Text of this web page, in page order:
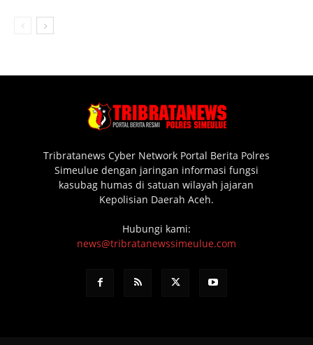
Tribratanews Cyber Network Portal Berita Polres
Simeulue dengan jaringan informasi fungsi
kasubag humas di satuan wilayah jajaran
Kepolisian Daerah Aceh.
Hubungi kami:
news@tribratanewssimeulue.com